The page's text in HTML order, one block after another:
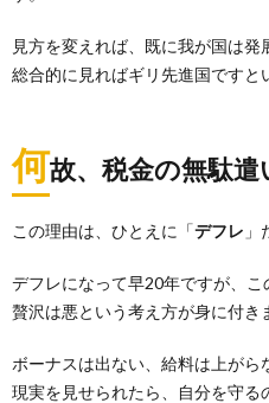
見方を変えれば、既に我が国は
総合的に見ればギリ先進国ですと
何故、税金の無駄
この理由は、ひとえに「デフレ 」
デフレになって早20年ですが、こ
贅沢は悪という考え方が身に付き
ボーナスは出ない、給料は上が
現実を見せられたら、自分を守る